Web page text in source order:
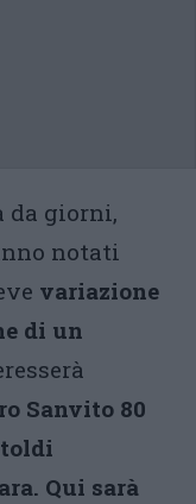
da giorni,
notati
variazione
di un
Sanvito 80
Qui sarà